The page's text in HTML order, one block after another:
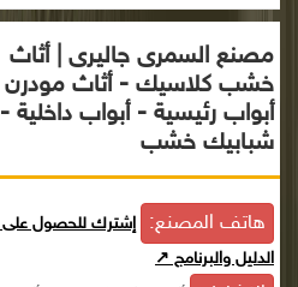
مصنع السمرى جاليرى | أثاث
خشب كلاسيك - أثاث
أبواب رئيسية - أبواب داخلية -
شبابيك خشب
هاتف المصنع: إشترك للحصول على
الدليل والبرنامج ↗